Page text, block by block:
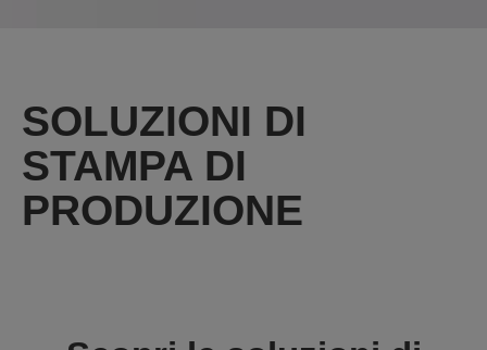
SOLUZIONI DI
STAMPA DI
PRODUZIONE